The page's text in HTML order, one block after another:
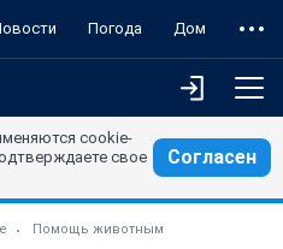
Погода Дом
cookie-
свое
Согласен
Помощь животным